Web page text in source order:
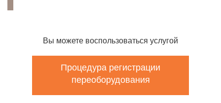
Вы можете воспользоваться услугой
Процедура регистрации
переоборудования